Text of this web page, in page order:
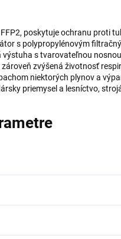
poskytuje ochranu proti
s polypropylénovým
s tvarovateľnou
zvýšená životnosť
niektorých plynov a
priemysel a lesníctvo,